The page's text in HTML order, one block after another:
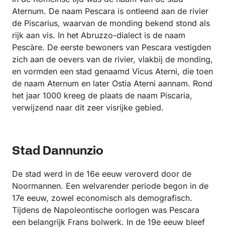
Aternum. De naam Pescara is ontleend aan de rivier
de Piscarius, waarvan de monding bekend stond als
rijk aan vis. In het Abruzzo-dialect is de naam
Pescàre. De eerste bewoners van Pescara vestigden
zich aan de oevers van de rivier, vlakbij de monding,
en vormden een stad genaamd Vicus Aterni, die toen
de naam Aternum en later Ostia Aterni aannam. Rond
het jaar 1000 kreeg de plaats de naam Piscaria,
verwijzend naar dit zeer visrijke gebied.
Stad Dannunzio
De stad werd in de 16e eeuw veroverd door de
Noormannen. Een welvarender periode begon in de
17e eeuw, zowel economisch als demografisch.
Tijdens de Napoleontische oorlogen was Pescara
een belangrijk Frans bolwerk. In de 19e eeuw bleef